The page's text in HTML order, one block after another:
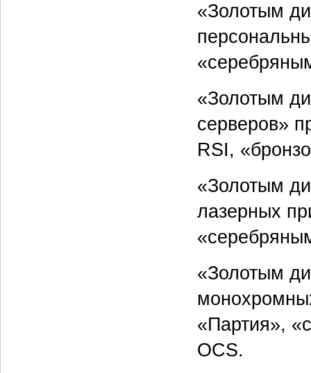
«Золотым
«Золотым
серверов»
RSI,
«Золотым
лазерных
«Золотым
«Партия»,
OCS.